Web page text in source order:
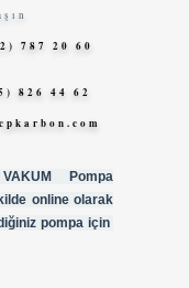
787 20 60
826 44 62
Pompa
online olarak
pompa için